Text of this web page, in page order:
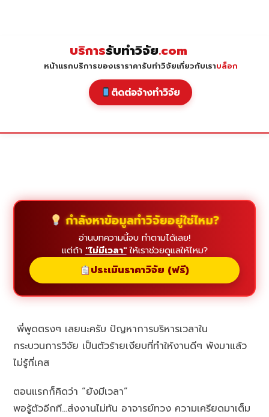
บริการรับทำวิจัย.com
หน้าแรกบริการของเราราคารับทำวิจัยเกี่ยวกับเราบล็อก
ติดต่อจ้างทำวิจัย
กำลังหาข้อมูลทำวิจัยอยู่ใช่ไหม?
อ่านบทความนี้จบ ทำตามได้เลย!
แต่ถ้า "ไม่มีเวลา"ให้เราช่วยดูแลให้ไหม?
ประเมินราคาวิจัย (ฟรี)
พี่พูดตรงๆ เลยนะครับ ปัญหาการบริหารเวลาใน
กระบวนการวิจัย เป็นตัวร้ายเงียบที่ทำให้งานดีๆ พังมาแล้ว
ไม่รู้กี่เคส
ตอนแรกก็คิดว่า “ยังมีเวลา”
พอรู้ตัวอีกที…ส่งงานไม่ทัน อาจารย์ทวง ความเครียดมาเต็ม